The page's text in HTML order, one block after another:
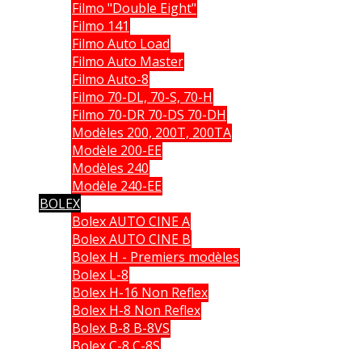
Filmo "Double Eight"
Filmo 141
Filmo Auto Load
Filmo Auto Master
Filmo Auto-8
Filmo 70-DL, 70-S, 70-H
Filmo 70-DR 70-DS 70-DH
Modèles 200, 200T, 200TA
Modèle 200-EE
Modèles 240
Modèle 240-EE
BOLEX
Bolex AUTO CINE A
Bolex AUTO CINE B
Bolex H - Premiers modèles
Bolex L-8
Bolex H-16 Non Reflex
Bolex H-8 Non Reflex
Bolex B-8 B-8VS